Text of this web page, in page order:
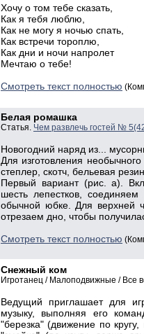
Хочу о том тебе сказать,
Как я тебя люблю,
Как не могу я ночью спать,
Как встречи тороплю,
Как дни и ночи напролет
Мечтаю о тебе!
Смотреть текст полностью
Белая ромашка
Статья. Чем развлечь гостей №
Новогодний наряд из...
Для изготовления
степлер, скотч, бельевая
Первый вариант (рис. а).
шесть лепестков,
обычной юбке. Для верхней
отрезаем дно, чтобы
Смотреть текст полностью
Снежный ком
Игротанец / Малоподвижные / Все
Ведущий приглашает для
музыку, выполняя его
"березка" (движение по